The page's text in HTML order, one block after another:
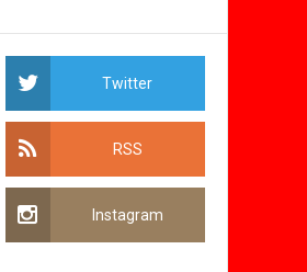
Twitter
RSS
Instagram